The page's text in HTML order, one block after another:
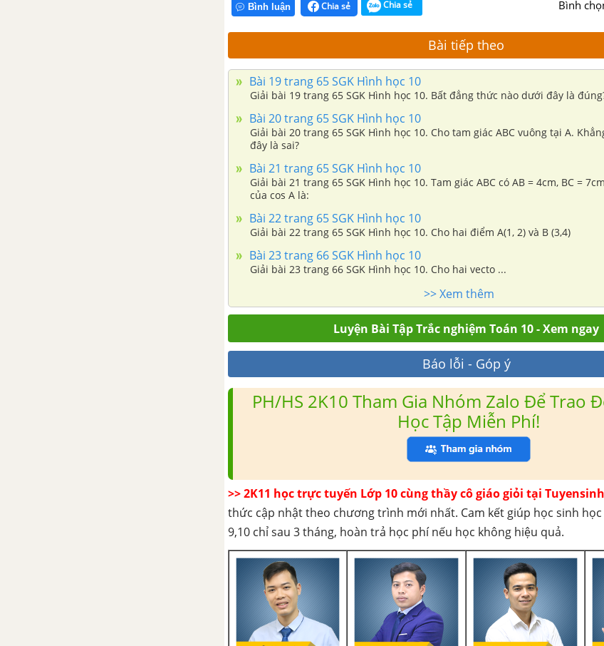
Bình luận Chia sẻ Chia sẻ Bình
Bài tiếp theo
Bài 19 trang 65 SGK Hình học 10
Giải bài 19 trang 65 SGK Hình học 10. Bất đẳng thức nào dưới đây là
Bài 20 trang 65 SGK Hình học 10
Giải bài 20 trang 65 SGK Hình học 10. Cho tam giác ABC vuông tại A.
đây là sai?
Bài 21 trang 65 SGK Hình học 10
Giải bài 21 trang 65 SGK Hình học 10. Tam giác ABC có AB = 4cm, BC =
của cos A là:
Bài 22 trang 65 SGK Hình học 10
Giải bài 22 trang 65 SGK Hình học 10. Cho hai điểm A(1, 2) và B (3,4)
Bài 23 trang 66 SGK Hình học 10
Giải bài 23 trang 66 SGK Hình học 10. Cho hai vecto ...
>> Xem thêm
Luyện Bài Tập Trắc nghiệm Toán 10 - Xem ngay
Báo lỗi - Góp ý
PH/HS 2K10 Tham Gia Nhóm Zalo Để Trao
Học Tập Miễn Phí!
>> 2K11 học trực tuyến Lớp 10 cùng thầy cô giáo giỏi tại
thức cập nhật theo chương trình mới nhất. Cam kết giúp học sinh
9,10 chỉ sau 3 tháng, hoàn trả học phí nếu học không hiệu quả.